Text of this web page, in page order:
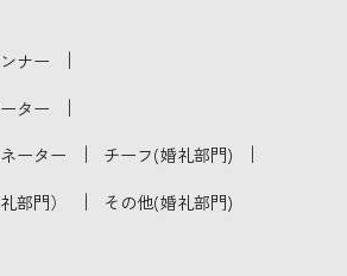
ナー ｜
ター ｜
ーター ｜ チーフ(婚礼部門) ｜
部門） ｜ その他(婚礼部門)